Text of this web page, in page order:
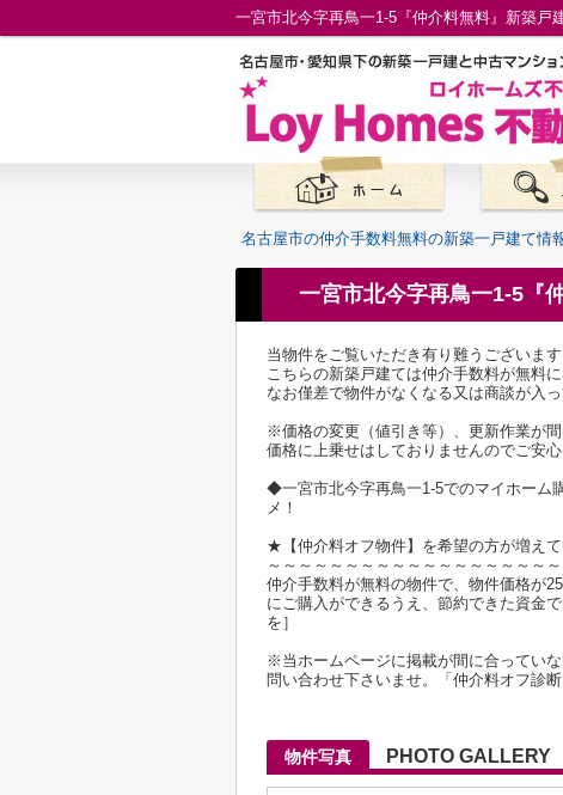
名古屋市の仲介手数料無料の新築一戸建て情
一宮市北今字再鳥一1-5『
当物件をご覧いただき有り難うございます
こちらの新築戸建ては仲介手数料が無料
なお僅差で物件がなくなる又は商談が入
※価格の変更（値引き等）、更新作業が
価格に上乗せはしておりませんのでご安心
◆一宮市北今字再鳥一1-5でのマイホーム
メ！
★【仲介料オフ物件】を希望の方が増えて
～～～～～～～～～～～～～～～～～～
仲介手数料が無料の物件で、物件価格
にご購入ができるうえ、節約できた資金
を］
※当ホームページに掲載が間に合ってい
問い合わせ下さいませ。「仲介料オフ診
物件写真 PHOTO GALLERY